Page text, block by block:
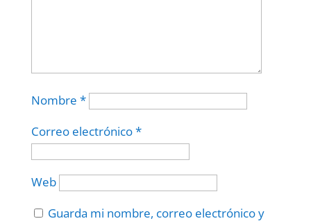
Nombre *
Correo electrónico*
Web
Guarda mi nombre, correo electrónico y